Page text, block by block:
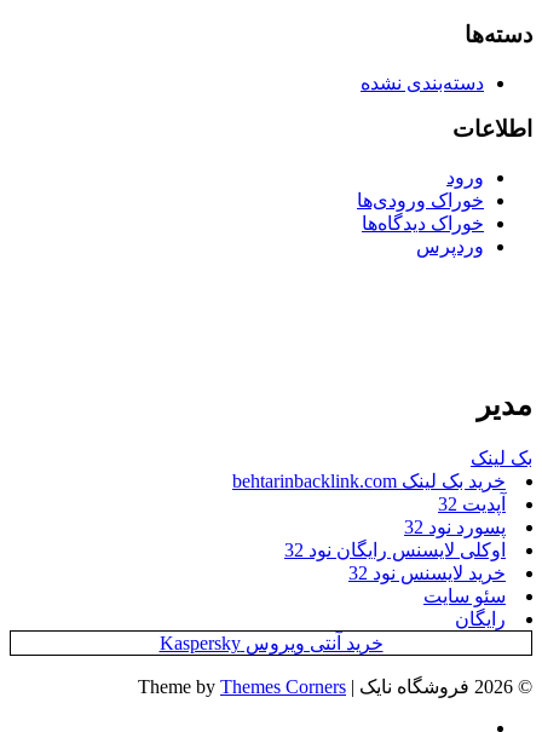
دسته‌ها
دسته‌بندی نشده
اطلاعات
ورود
خوراک ورودی‌ها
خوراک دیدگاه‌ها
وردپرس
مدیر
بک لینک
خرید بک لینک behtarinbacklink.com
آپدیت 32
پسورد نود 32
اوکلی لایسنس رایگان نود 32
خرید لایسنس نود 32
سئو سایت
رایگان
خرید آنتی ویروس Kaspersky
© 2026 فروشگاه نایک | Theme by Themes Corners